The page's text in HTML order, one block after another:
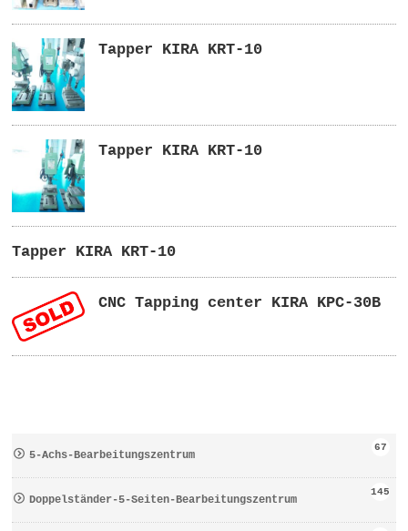
Tapper KIRA KRT-10
Tapper KIRA KRT-10
Tapper KIRA KRT-10
CNC Tapping center KIRA KPC-30B
5-Achs-Bearbeitungszentrum
67
Doppelständer-5-Seiten-Bearbeitungszentrum
145